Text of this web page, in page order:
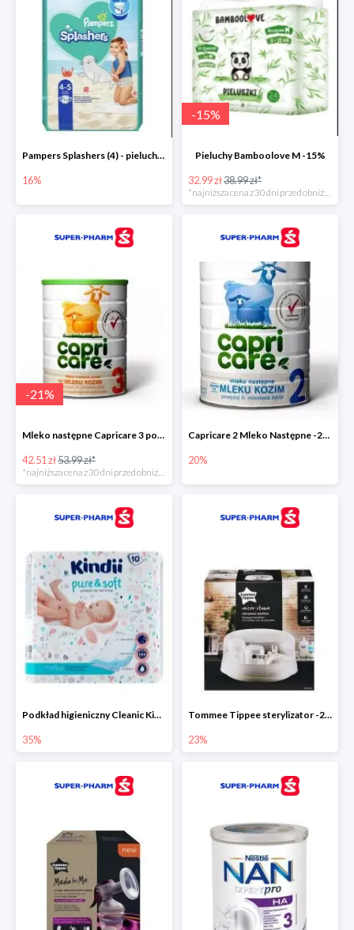
Pampers Splashers (4) - pieluchy jednorazowe do pływania -16%
16%
-15%
Pieluchy Bamboolove M -15%
32.99 zł38.99 zł*
-21%
Mleko następne Capricare 3 powyżej 12 miesięcy 400 g
42.51 zł53.99 zł*
Capricare 2 Mleko Następne -20%
20%
Podkład higieniczny Cleanic Kindii Pure & Soft -35%
35%
Tommee Tippee sterylizator -23%
23%